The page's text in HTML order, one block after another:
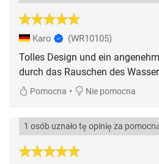
Karo (WR10105)
Tolles Design und ein
durch das Rauschen des
Pomocna • Nie pomocna
1 osób uznało tę opinię za